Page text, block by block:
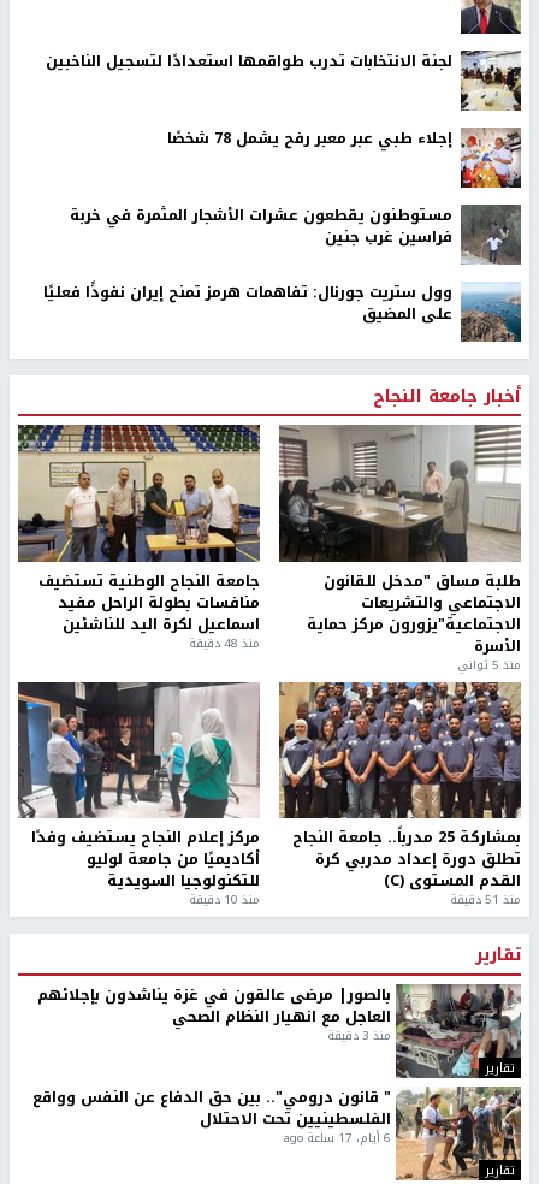
لجنة الانتخابات تدرب طواقمها استعدادًا لتسجيل الناخبين
إجلاء طبي عبر معبر رفح يشمل 78 شخصًا
مستوطنون يقطعون عشرات الأشجار المثمرة في خربة
فراسين غرب جنين
وول ستريت جورنال: تفاهمات هرمز تمنح إيران نفوذًا فعليًا
على المضيق
أخبار جامعة النجاح
طلبة مساق "مدخل للقانون
الاجتماعي والتشريعات
الاجتماعية"يزورون مركز حماية
الأسرة
منذ 5 ثواني
جامعة النجاح الوطنية تستضيف
منافسات بطولة الراحل مفيد
اسماعيل لكرة اليد للناشئين
منذ 48 دقيقة
بمشاركة 25 مدرباً.. جامعة النجاح
تطلق دورة إعداد مدربي كرة
القدم المستوى (C)
منذ 51 دقيقة
مركز إعلام النجاح يستضيف وفدًا
أكاديميًا من جامعة لوليو
للتكنولوجيا السويدية
منذ 10 دقيقة
تقارير
تقارير
بالصور| مرضى عالقون في غزة يناشدون بإجلائهم
العاجل مع انهيار النظام الصحي
منذ 3 دقيقة
تقارير
" قانون درومي".. بين حق الدفاع عن النفس وواقع
الفلسطينيين تحت الاحتلال
6 أيام، 17 ساعة ago